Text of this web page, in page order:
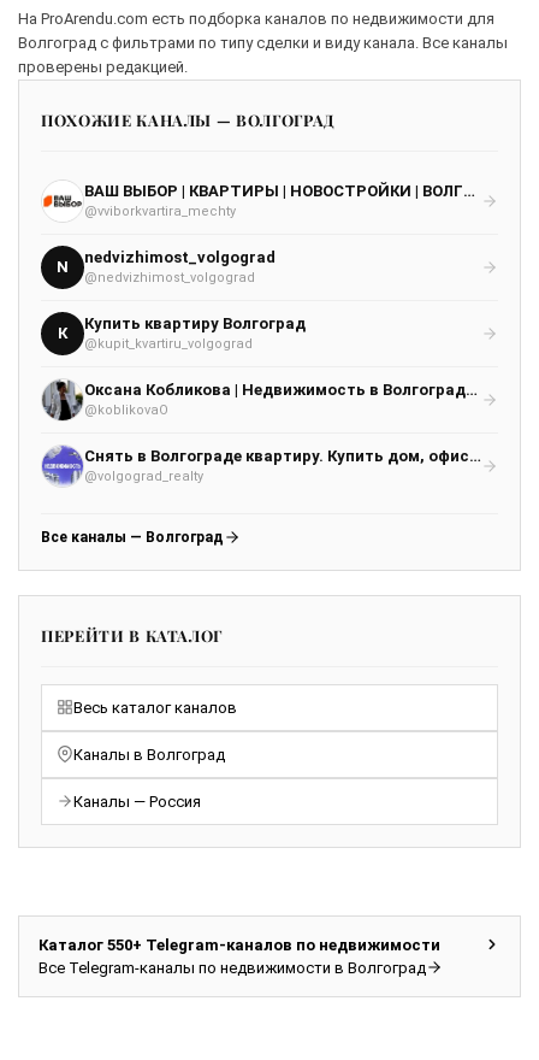
На ProArendu.com есть подборка каналов по недвижимости для
Волгоград с фильтрами по типу сделки и виду канала. Все каналы
проверены редакцией.
ПОХОЖИЕ КАНАЛЫ — ВОЛГОГРАД
ВАШ ВЫБОР | КВАРТИРЫ | НОВОСТРОЙКИ | ВОЛГОГРАД
@vviborkvartira_mechty
N
nedvizhimost_volgograd
@nedvizhimost_volgograd
К
Купить квартиру Волгоград
@kupit_kvartiru_volgograd
Оксана Кобликова | Недвижимость в Волгограде | Риэлтор |
@koblikovaO
Снять в Волгограде квартиру. Купить дом, офис, гараж
@volgograd_realty
Все каналы — Волгоград
ПЕРЕЙТИ В КАТАЛОГ
Весь каталог каналов
Каналы в Волгоград
Каналы — Россия
Каталог 550+ Telegram-каналов по недвижимости
Все Telegram-каналы по недвижимости в Волгоград